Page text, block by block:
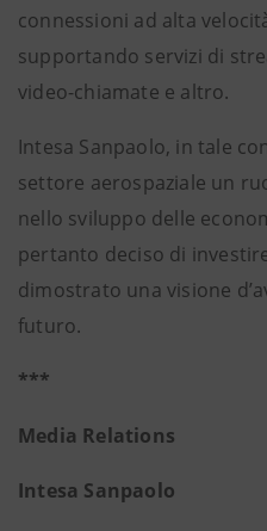
connessioni ad alta
supportando servizi di
video-chiamate e altro.
Intesa Sanpaolo, in tale
settore aerospaziale un
nello sviluppo delle
pertanto deciso di
dimostrato una visione
futuro.
***
Media Relations
Intesa Sanpaolo